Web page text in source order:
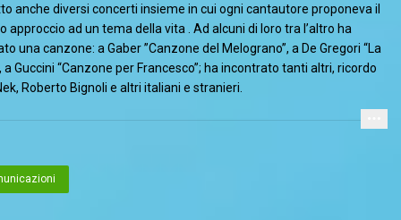
anche diversi concerti insieme in cui ogni cantautore proponeva il
approccio ad un tema della vita . Ad alcuni di loro tra l’altro ha
una canzone: a Gaber ”Canzone del Melograno”, a De Gregori “La
a Guccini “Canzone per Francesco”; ha incontrato tanti altri, ricordo
Roberto Bignoli e altri italiani e stranieri.